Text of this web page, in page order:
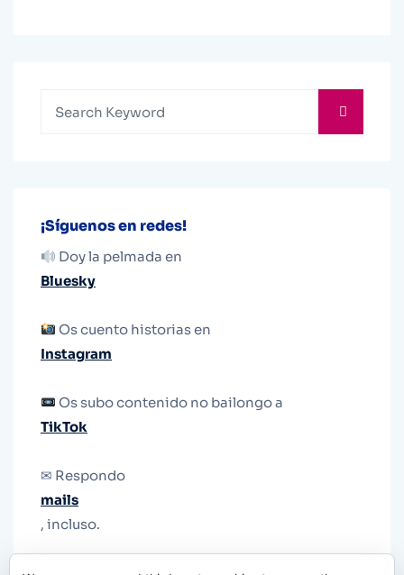
¡Síguenos en redes!
Doy la pelmada en
Bluesky
Os cuento historias en
Instagram
Os subo contenido no bailongo a
TikTok
✉ Respondo
mails
, incluso.